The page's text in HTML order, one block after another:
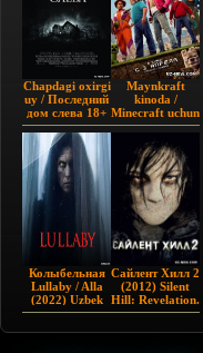
Chapdagi oxirgi
uy / Последний
дом слева 18+
(2009)
Maynkraft
kinoda /
Minecraft uchun
film / Maygiraft
2025 AQSH
filmi
Колыбельная
Lullaby / Alla
(2022) Uzbek
tilida
Сайлент Хилл 2
(2012) Silent
Hill: Revelation.